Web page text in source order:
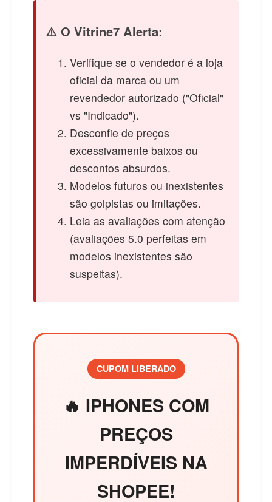
⚠️ O Vitrine7 Alerta:
Verifique se o vendedor é a loja
oficial da marca ou um
revendedor autorizado ("Oficial"
vs "Indicado").
Desconfie de preços
excessivamente baixos ou
descontos absurdos.
Modelos futuros ou inexistentes
são golpistas ou imitações.
Leia as avaliações com atenção
(avaliações 5.0 perfeitas em
modelos inexistentes são
suspeitas).
CUPOM LIBERADO
🔥 IPHONES COM
PREÇOS
IMPERDÍVEIS NA
SHOPEE!